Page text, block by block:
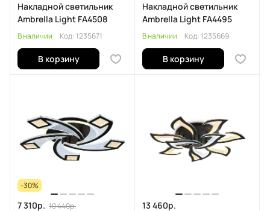
Накладной светильник
Ambrella Light FA4508
В наличии Код: 1235671
В корзину
Накладной светильник
Ambrella Light FA4495
В наличии Код: 1235669
В корзину
-30%
7 310р. 10 440р. 13 460р.